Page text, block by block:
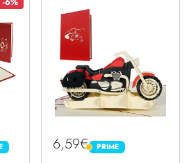
años regalos...
6,59€ PRIME
PRIME